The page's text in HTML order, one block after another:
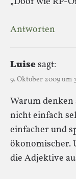
Antworten
Luisesagt:
9. Oktober 2009 um
Warum denken
nicht einfach
einfacher und
ökonomischer.
die Adjektive